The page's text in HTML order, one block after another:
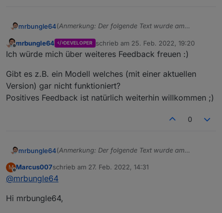
mrbungle64(Anmerkung: Der folgende Text wurde am
aktualisiert)
Hallo zusammen,
Deebot Adapters berichten
und natürlich auch nach Eurer Meinung fragen,
soweit alles damit umsetzen könnt, was Ihr Euch
bleiben und auch den aktuellen Status
m
Version Releasedatum
Stable 1.4.14
04.02.2024 /
Offline
mrbungle64 DEVELOPER schrieb am 25. Feb. 2022, 19:20
zuletzt editiert von
Ich würde mich über weiteres Feedback freuen :)
Gibt es z.B. ein Modell welches (mit einer aktuellen
Version) gar nicht funktioniert?
Positives Feedback ist natürlich weiterhin willkommen ;)
0
mrbungle64(Anmerkung: Der folgende Text wurde am
aktualisiert)
Hallo zusammen,
Deebot Adapters berichten
M
Offline
Marcus007schrieb am 27. Feb. 2022, 14:31
zuletzt editiert von
@mrbungle64
Hi mrbungle64,